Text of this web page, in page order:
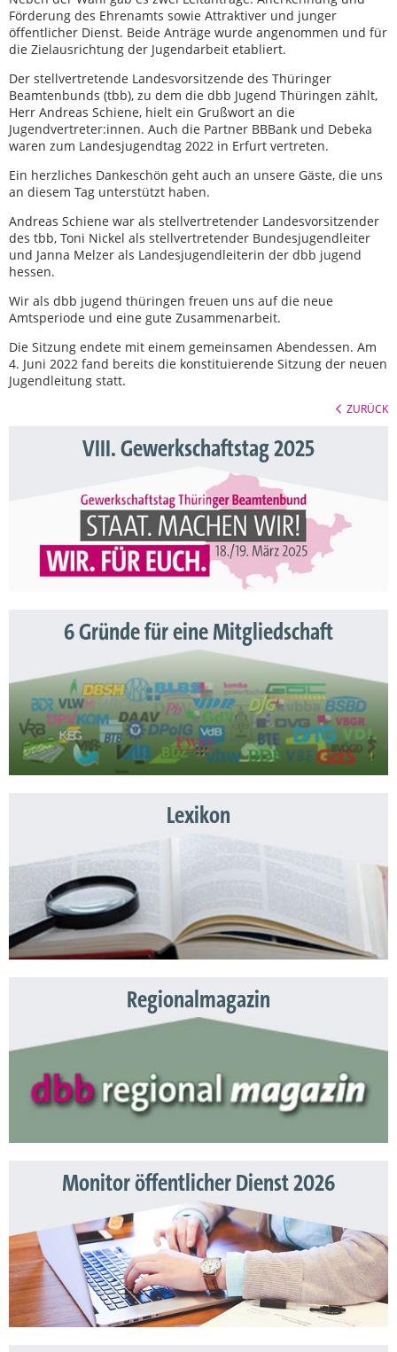
Förderung des Ehrenamts sowie Attraktiver und junger
öffentlicher Dienst. Beide Anträge wurde angenommen und für
die Zielausrichtung der Jugendarbeit etabliert.
Der stellvertretende Landesvorsitzende des Thüringer
Beamtenbunds (tbb), zu dem die dbb Jugend Thüringen zählt,
Herr Andreas Schiene, hielt ein Grußwort an die
Jugendvertreter:innen. Auch die Partner BBBank und Debeka
waren zum Landesjugendtag 2022 in Erfurt vertreten.
Ein herzliches Dankeschön geht auch an unsere Gäste, die uns
an diesem Tag unterstützt haben.
Andreas Schiene war als stellvertretender Landesvorsitzender
des tbb, Toni Nickel als stellvertretender Bundesjugendleiter
und Janna Melzer als Landesjugendleiterin der dbb jugend
hessen.
Wir als dbb jugend thüringen freuen uns auf die neue
Amtsperiode und eine gute Zusammenarbeit.
Die Sitzung endete mit einem gemeinsamen Abendessen. Am
4. Juni 2022 fand bereits die konstituierende Sitzung der neuen
Jugendleitung statt.
ZURÜCK
VIII. Gewerkschaftstag 2025
6 Gründe für eine Mitgliedschaft
Lexikon
Regionalmagazin
Monitor öffentlicher Dienst 2026